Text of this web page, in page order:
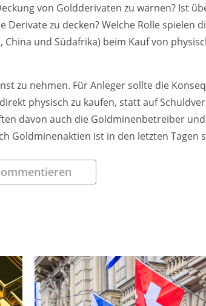
von Goldderivaten zu warnen? Ist
zu decken? Welche Rolle spielen
China und Südafrika) beim Kauf von
zu nehmen. Für Anleger sollte die
physisch zu kaufen, statt auf
davon auch die Goldminenbetreiber
Goldminenaktien ist in den letzten Tagen